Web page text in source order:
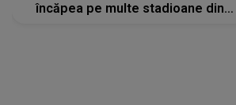
încăpea pe multe stadioane din